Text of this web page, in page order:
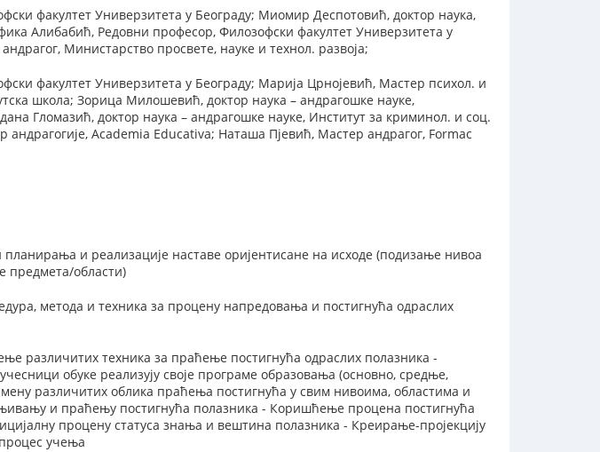
факултет Универзитета у Београду; Миомир Деспотовић, доктор наука,
Алибабић, Редовни професор, Филозофски факултет Универзитета у
Министарство просвете, науке и технол. развоја;
факултет Универзитета у Београду; Марија Црнојевић, Мастер психол. и
школа; Зорица Милошевић, доктор наука – андрагошке науке,
Гломазић, доктор наука – андрагошке науке, Институт за криминол. и соц.
Аcademia Educativa; Наташа Пјевић, Мастер андрагог, Formac
и реализације наставе оријентисане на исходе (подизање нивоа
предмета/области)
метода и техника за процену напредовања и постигнућа одраслих
различитих техника за праћење постигнућа одраслих полазника -
обуке реализују своје програме образовања (основно, средње,
различитих облика праћења постигнућа у свим нивоима, областима и
и праћењу постигнућа полазника - Коришћење процена постигнућа
процену статуса знања и вештина полазника - Креирање-пројекцију
учења